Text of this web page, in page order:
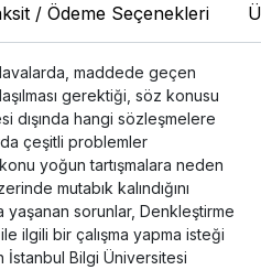
/ Ödeme Seçenekleri
maddede geçen
gerektiği, söz konusu
dışında hangi sözleşmelere
çeşitli problemler
yoğun tartışmalara neden
mutabık kalındığını
sorunlar, Denkleştirme
ilgili bir çalışma yapma isteği
İstanbul Bilgi Üniversitesi